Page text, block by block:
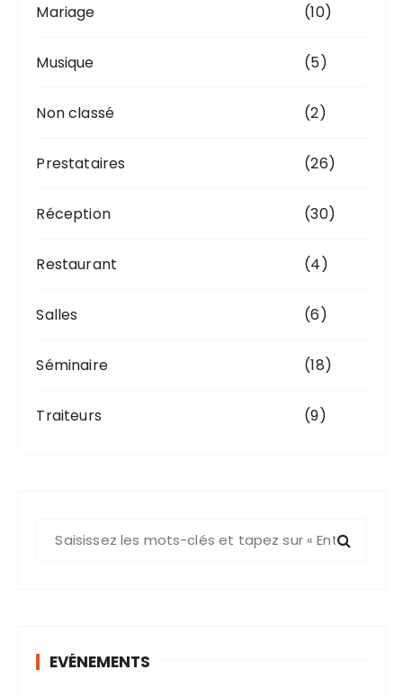
Mariage (10)
Musique (5)
Non classé (2)
Prestataires (26)
Réception (30)
Restaurant (4)
Salles (6)
Séminaire (18)
Traiteurs (9)
EVÉNEMENTS